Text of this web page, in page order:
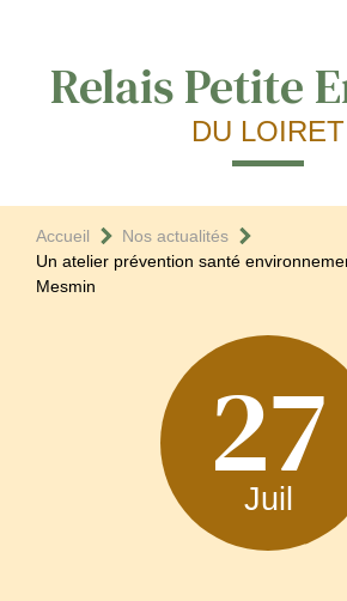
Relais Petite
DU LOIRET
Accueil
Nos actualités
Un atelier prévention santé
Mesmin
27
Juil